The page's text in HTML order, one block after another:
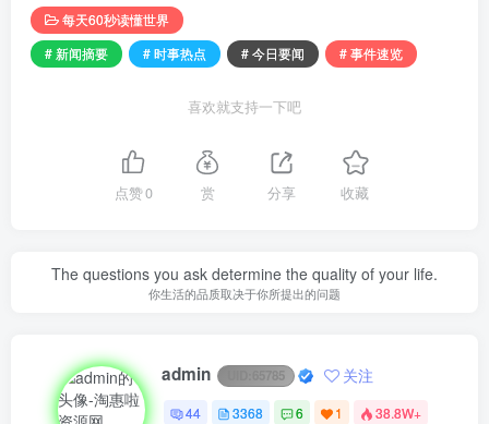
每天60秒读懂世界
# 新闻摘要
# 时事热点 # 今日要闻 # 事件速览
喜欢就支持一下吧
点赞0 赏 分享 收藏
The questions you ask determine the quality of your life.
你生活的品质取决于你所提出的问题
admin 65785 关注
44 3368 6 1 38.8W+